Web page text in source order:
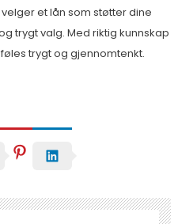
et lån som støtter dine
trygt valg. Med riktig kunnskap
trygt og gjennomtenkt.